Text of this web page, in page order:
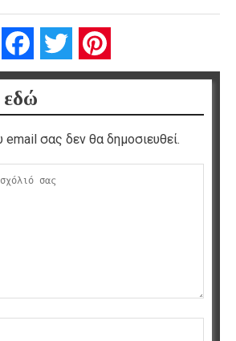
FacebookTwitter
εδώ
email σας δεν θα δημοσιευθεί.